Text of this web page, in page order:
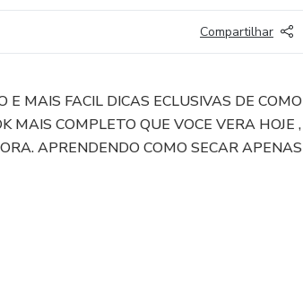
Compartilhar
MAIS FACIL DICAS ECLUSIVAS DE COMO
MAIS COMPLETO QUE VOCE VERA HOJE ,
APRENDENDO COMO SECAR APENAS